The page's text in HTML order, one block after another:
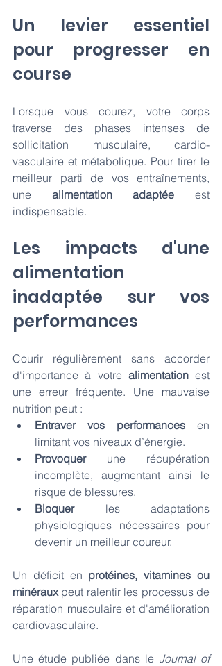
Un levier essentiel
pour progresser en
course
Lorsque vous courez, votre corps
traverse des phases intenses de
sollicitation musculaire, cardio-
vasculaire et métabolique. Pour tirer le
meilleur parti de vos entraînements,
une alimentation adaptée est
indispensable.
Les impacts d'une
alimentation
inadaptée sur vos
performances
Courir régulièrement sans accorder
d'importance à votre alimentation est
une erreur fréquente. Une mauvaise
nutrition peut :
Entraver vos performances en
limitant vos niveaux d’énergie.
Provoquer une récupération
incomplète, augmentant ainsi le
risque de blessures.
Bloquer les adaptations
physiologiques nécessaires pour
devenir un meilleur coureur.
Un déficit en protéines, vitamines ou
minéraux peut ralentir les processus de
réparation musculaire et d'amélioration
cardiovasculaire.
Une étude publiée dans le Journal of